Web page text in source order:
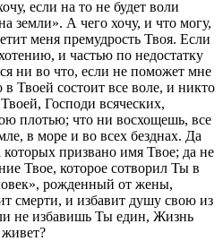
если на то не бу­дет воли
земли». А чего хочу, и что могу,
меня премудрость Твоя. Если
и частью по недостатку
ни во что, если не поможет мне
Твоей состоит все воле, и никто
Господи всяческих,
плотью; что ни восхощешь, все
в море и во всех безднах. Да
которых призвано имя Твое; да не
Твое, которое сотворил Ты в
рожденный от жены,
смерти, и избавит душу свою из
не изба­вишь Ты един, Жизнь